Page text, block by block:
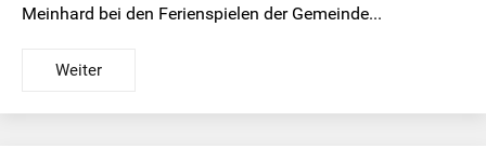
Meinhard bei den Ferienspielen der Gemeinde...
Weiter